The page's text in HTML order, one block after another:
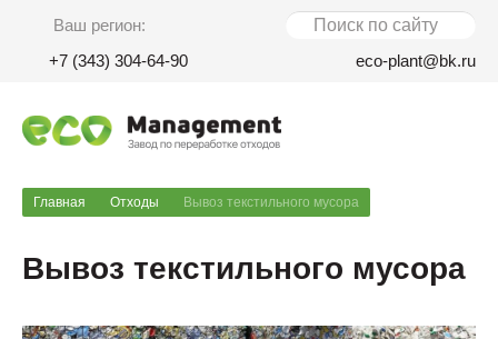
Ваш регион:
+7 (343) 304-64-90
eco-plant@bk.ru
Главная Отходы Вывоз текстильного мусора
Вывоз текстильного мусора